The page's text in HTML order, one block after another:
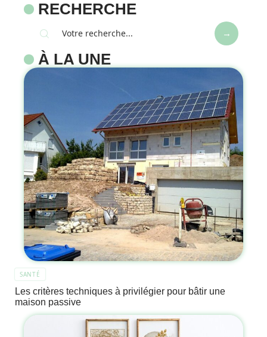
RECHERCHE
À LA UNE
SANTÉ
Les critères techniques à privilégier pour bâtir une
maison passive